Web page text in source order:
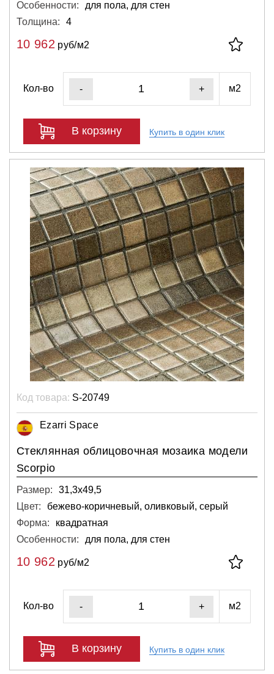
Особенности:
для пола, для стен
Толщина:
4
10 962 руб/м2
Кол-во - + м2
В корзину Купить в один клик
Код товара: S-20749
Ezarri Space
Стеклянная облицовочная мозаика модели
Scorpio
Размер:
31,3х49,5
Цвет:
бежево-коричневый, оливковый, серый
Форма:
квадратная
Особенности:
для пола, для стен
10 962 руб/м2
Кол-во - + м2
В корзину Купить в один клик